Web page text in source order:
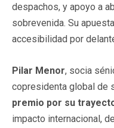
despachos, y apoyo a
sobrevenida. Su
accesibilidad por
Pilar Menor, socia
copresidenta global de
premio por su
impacto internacional,